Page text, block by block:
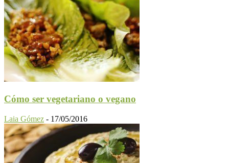
Cómo ser vegetariano o vegano
Laia Gómez - 17/05/2016